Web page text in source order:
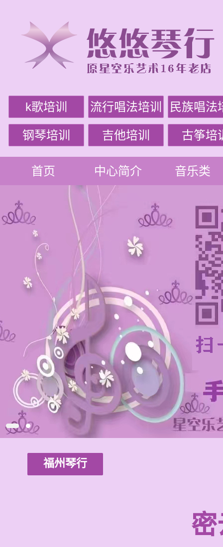
k歌培训 流行唱法培训 民族唱法
钢琴培训 吉他培训 古筝培
首页 中心简介 音乐类
福州琴行